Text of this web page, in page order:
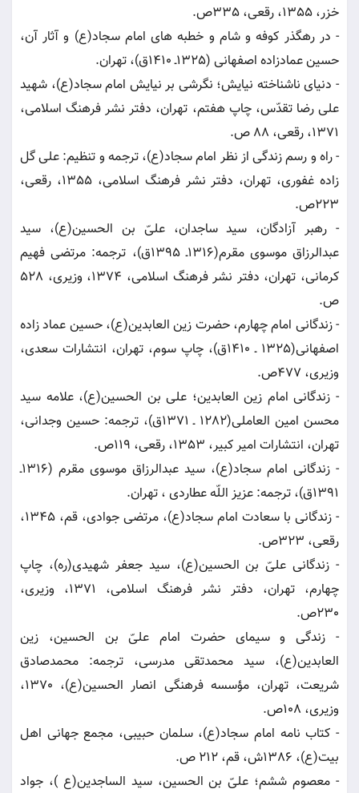
خزر، 1355، رقعى، 335ص.
- در رهگذر كوفه و شام و خطبه هاى امام سجاد(ع) و آثار آن،
حسین عمادزاده اصفهانى (1325ـ 1410ق)، تهران.
- دنیاى ناشناخته نیایش؛ نگرشى بر نیایش امام سجاد(ع)، شهید
علی رضا تقدّس، چاپ هفتم، تهران، دفتر نشر فرهنگ اسلامى،
1371، رقعى، 88 ص.
- راه و رسم زندگى از نظر امام سجاد(ع)، ترجمه و تنظیم: على گل
زاده غفورى، تهران، دفتر نشر فرهنگ اسلامى، 1355، رقعى،
223ص.
- رهبر آزادگان، سید ساجدان، علىّ بن الحسین(ع)، سید
عبدالرزاق موسوى مقرم(1316ـ 1395ق)، ترجمه: مرتضى فهیم
كرمانى، تهران، دفتر نشر فرهنگ اسلامى، 1374، وزیرى، 528
ص.
- زندگانى امام چهارم، حضرت زین العابدین(ع)، حسین عماد زاده
اصفهانى(1325 ـ 1410ق)، چاپ سوم، تهران، انتشارات سعدى،
وزیرى، 477ص.
- زندگانى امام زین العابدین؛ على بن الحسین(ع)، علامه سید
محسن امین العاملى(1282 ـ 1371ق)، ترجمه: حسین وجدانى،
تهران، انتشارات امیر كبیر، 1353، رقعى، 119ص.
- زندگانى امام سجاد(ع)، سید عبدالرزاق موسوى مقرم (1316ـ
1391ق)، ترجمه: عزیز اللّه عطاردى ، تهران.
- زندگانى با سعادت امام سجاد(ع)، مرتضى جوادى، قم، 1345،
رقعى، 323ص.
- زندگانى علىّ بن الحسین(ع)، سید جعفر شهیدى(ره)، چاپ
چهارم، تهران، دفتر نشر فرهنگ اسلامى، 1371، وزیرى،
230ص.
- زندگى و سیماى حضرت امام علىّ بن الحسین، زین
العابدین(ع)، سید محمدتقى مدرسى، ترجمه: محمدصادق
شریعت، تهران، مؤسسه فرهنگى انصار الحسین(ع)، 1370،
وزیرى، 108ص.
- کتاب نامه امام سجاد(ع)، سلمان حبیبی، مجمع جهانی اهل
بیت(ع)، 1386ش، قم، 212 ص.
- معصوم ششم؛ علىّ بن الحسین، سید الساجدین(ع )، جواد